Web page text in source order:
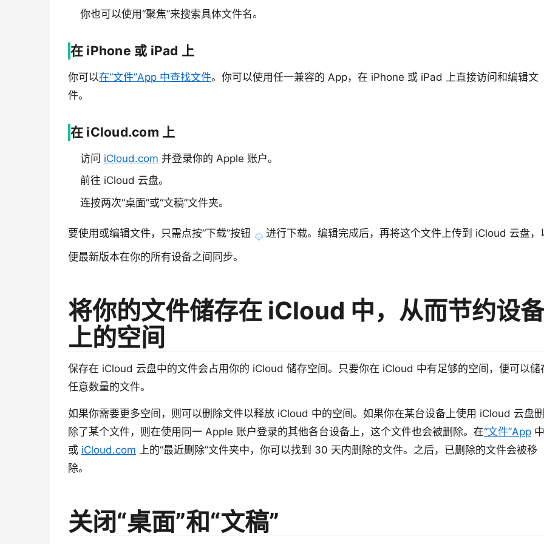
你也可以使用“聚焦”来搜索具体文件名。
在 iPhone 或 iPad 上
你可以在“文件”App 中查找文件。你可以使用任一兼容的 App，在 iPhone 或 iPad 上直接访问和编辑文
件。
在 iCloud.com 上
访问 iCloud.com 并登录你的 Apple 账户。
前往 iCloud 云盘。
连按两次“桌面”或“文稿”文件夹。
要使用或编辑文件，只需点按“下载”按钮
进行下载。编辑完成后，再将这个文件上传到 iCloud 云盘，
便最新版本在你的所有设备之间同步。
将你的文件储存在 iCloud 中，从而节约设备
上的空间
保存在 iCloud 云盘中的文件会占用你的 iCloud 储存空间。只要你在 iCloud 中有足够的空间，便可以储
任意数量的文件。
如果你需要更多空间，则可以删除文件以释放 iCloud 中的空间。如果你在某台设备上使用 iCloud 云盘删
除了某个文件，则在使用同一 Apple 账户登录的其他各台设备上，这个文件也会被删除。在“文件”App 中
或 iCloud.com 上的“最近删除”文件夹中，你可以找到 30 天内删除的文件。之后，已删除的文件会被移
除。
关闭“桌面”和“文稿”